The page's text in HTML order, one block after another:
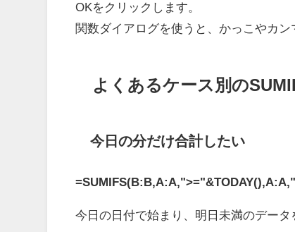
OKをクリックします。
関数ダイアログを使うと、かっこやカン
よくあるケース別の
今日の分だけ合計したい
今日の日付で始まり、明日未満のデータ